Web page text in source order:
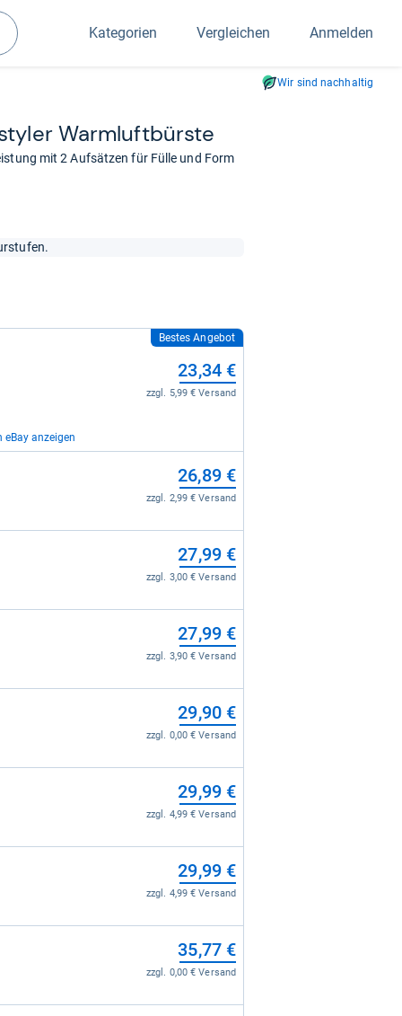
Suchen
Kategorien Vergleichen Anmelden
Wir sind nachhaltig
Warm­luft­bürste
mit 2 Aufsätzen für Fülle und Form
Bestes Angebot
23,34 €
zzgl. 5,99 € Versand
eBay anzeigen
24,99 €
zzgl. 4,99 € Versand
29,99 €
zzgl. 4,99 € Versand
31,99 €
zzgl. 0,00 € Versand
33,25 €
zzgl. 0,00 € Versand
37,36 €
zzgl. 0,00 € Versand
26,89 €
zzgl. 2,99 € Versand
27,99 €
zzgl. 3,00 € Versand
27,99 €
zzgl. 3,90 € Versand
29,90 €
zzgl. 0,00 € Versand
29,99 €
zzgl. 4,99 € Versand
29,99 €
zzgl. 4,99 € Versand
35,77 €
zzgl. 0,00 € Versand